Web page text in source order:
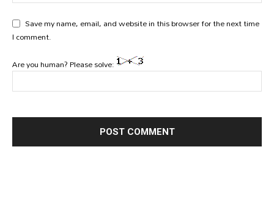
Save my name, email, and website in this browser for the next time
I comment.
Are you human? Please solve: